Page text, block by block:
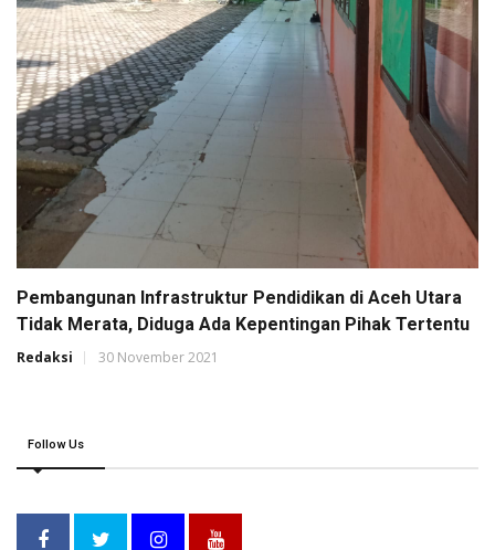
Pembangunan Infrastruktur Pendidikan di Aceh Utara
Tidak Merata, Diduga Ada Kepentingan Pihak Tertentu
Redaksi 30 November 2021
Follow Us